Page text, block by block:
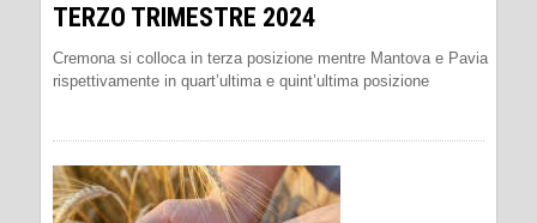
TERZO TRIMESTRE 2024
Cremona si colloca in terza posizione mentre Mantova e Pavia
rispettivamente in quart’ultima e quint’ultima posizione